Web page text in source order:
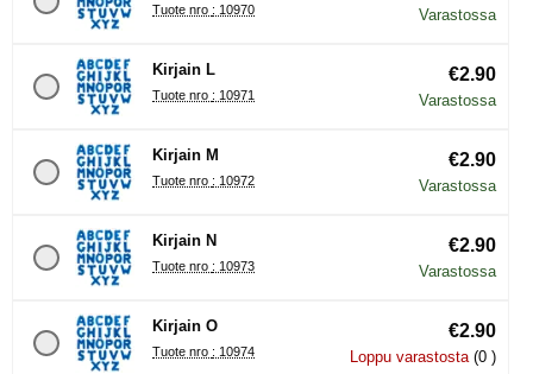
Tuote nro : 10970 Varastossa
Kirjain L
Tuote nro : 10971
€2.90
Varastossa
Kirjain M
Tuote nro : 10972
€2.90
Varastossa
Kirjain N
Tuote nro : 10973
€2.90
Varastossa
Kirjain O
Tuote nro : 10974
€2.90
Loppu varastosta (0 )